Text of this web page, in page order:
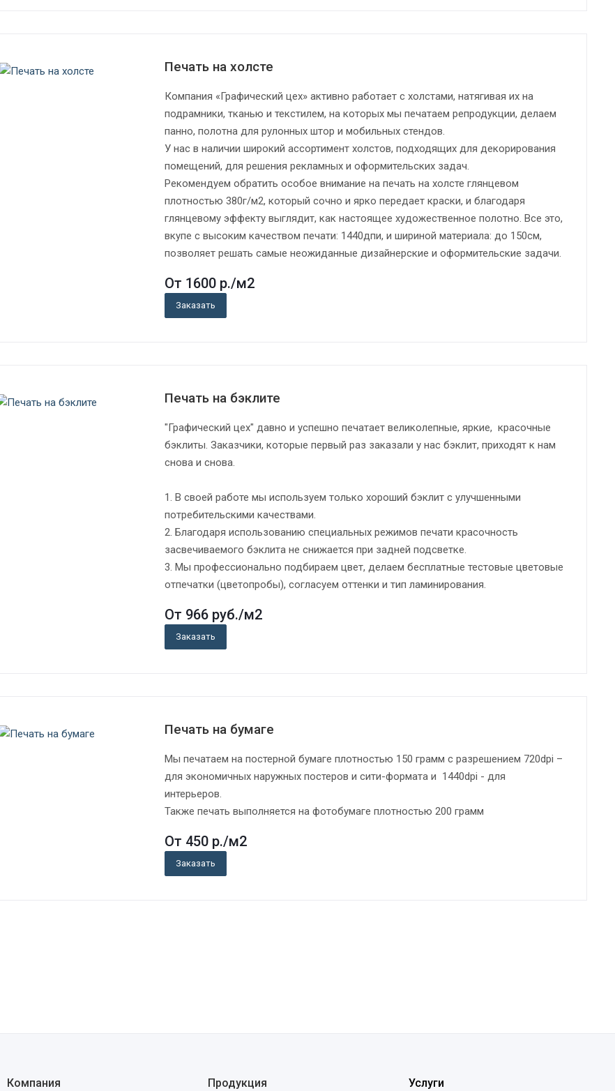
Печать на холсте
Компания «Графический цех» активно работает с холстами, натягивая их на
подрамники, тканью и текстилем, на которых мы печатаем репродукции, делаем
панно, полотна для рулонных штор и мобильных стендов.
У нас в наличии широкий ассортимент холстов, подходящих для декорирования
помещений, для решения рекламных и оформительских задач.
Рекомендуем обратить особое внимание на печать на холсте глянцевом
плотностью 380г/м2, который сочно и ярко передает краски, и благодаря
глянцевому эффекту выглядит, как настоящее художественное полотно. Все это,
вкупе с высоким качеством печати: 1440дпи, и шириной материала: до 150см,
позволяет решать самые неожиданные дизайнерские и оформительские задачи.
От 1600 р./м2
Заказать
Печать на бэклите
"Графический цех" давно и успешно печатает великолепные, яркие, красочные
бэклиты. Заказчики, которые первый раз заказали у нас бэклит, приходят к нам
снова и снова.
1. В своей работе мы используем только хороший бэклит с улучшенными
потребительскими качествами.
2. Благодаря использованию специальных режимов печати красочность
засвечиваемого бэклита не снижается при задней подсветке.
3. Мы профессионально подбираем цвет, делаем бесплатные тестовые цветовые
отпечатки (цветопробы), согласуем оттенки и тип ламинирования.
От 966 руб./м2
Заказать
Печать на бумаге
Мы печатаем на постерной бумаге плотностью 150 грамм с разрешением 720dpi –
для экономичных наружных постеров и сити-формата и 1440dpi - для
интерьеров.
Также печать выполняется на фотобумаге плотностью 200 грамм
От 450 р./м2
Заказать
Компания Продукция Услуги